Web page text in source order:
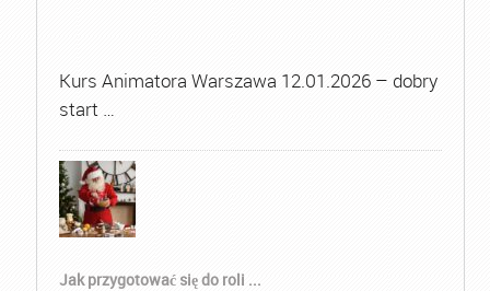
Kurs Animatora Warszawa 12.01.2026 – dobry
start …
Jak przygotować się do roli ...